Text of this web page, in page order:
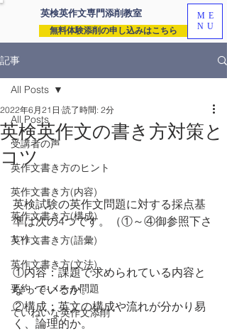
英検英作文専門添削教室
無料体験添削の申し込みはこちら
ME
NU
記事
All Posts
受講者の声
英作文書き方のヒント
英作文書き方(内容)
英作文書き方(構成)
英作文書き方(語彙)
英作文書き方(文法)
要約・e-メール問題
ていねいな英作文添削
All Posts
英検英作文の書き方対策と
コツ
2022年6月21日 読了時間: 2分
英検試験の英作文問題に対する採点基
準は次の4つです。（①～④御参照下さ
い）。
①内容：課題で求められている内容と
なっているか。
②構成：英文の構成や流れが分かり易
く、論理的か。